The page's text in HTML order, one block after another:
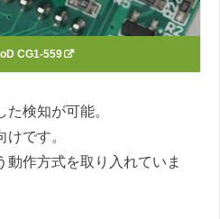
CG1-559
検知が可能。
です。
動作方式を取り入れていま